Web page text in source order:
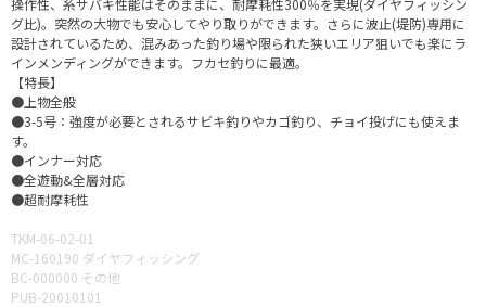
操作性、糸サバキ性能はそのままに、耐摩耗性300％を実現(ダイヤフィッシン
グ比)。突然の大物でも安心してやり取りができます。さらに波止(堤防)専用に
設計されているため、混みあった釣り場や限られた狭いエリア狙いでも楽にラ
インメンディングができます。フカセ釣りに最適。
【特長】
●上物全般
●3-5号：強度が必要とされるサビキ釣りやカゴ釣り、チョイ投げにも使えま
す。
●インナー対応
●全遊動&全層対応
●超耐摩耗性
TKM-06-02-01
MC-160190 ダイヤフィッシング
BC-000000 その他
PUB-20010101